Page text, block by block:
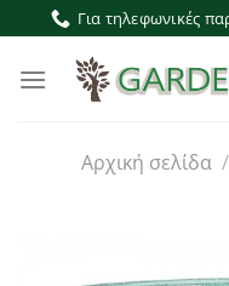
Μετάβαση
στο
περιεχόμενο
Για τηλεφωνικές
Αρχική σελίδα /